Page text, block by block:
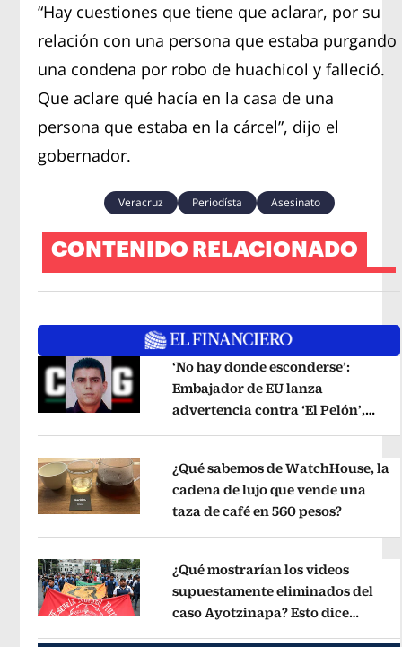
“Hay cuestiones que tiene que aclarar, por su
relación con una persona que estaba purgando
una condena por robo de huachicol y falleció.
Que aclare qué hacía en la casa de una
persona que estaba en la cárcel”, dijo el
gobernador.
Veracruz Periodísta Asesinato
CONTENIDO RELACIONADO
‘No hay donde esconderse’:
Embajador de EU lanza
advertencia contra ‘El Pelón’,
¿Qué sabemos de WatchHouse, la
cadena de lujo que vende una
taza de café en 560 pesos?Opens
¿Qué mostrarían los videos
supuestamente eliminados del
caso Ayotzinapa? Esto dice